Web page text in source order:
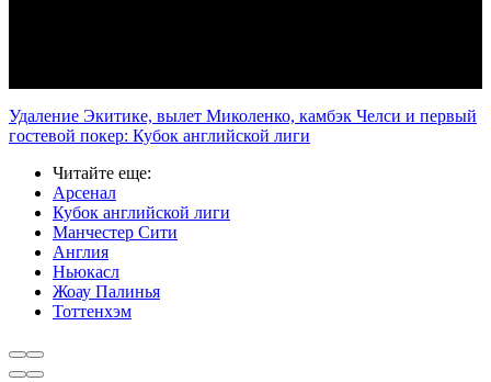
Удаление Экитике, вылет Миколенко, камбэк Челси и первый
гостевой покер: Кубок английской лиги
Читайте еще:
Арсенал
Кубок английской лиги
Манчестер Сити
Англия
Ньюкасл
Жоау Палинья
Тоттенхэм